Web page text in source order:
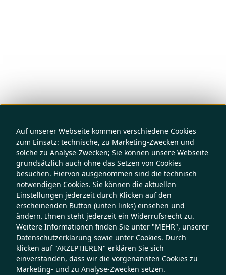
Auf unserer Webseite kommen verschiedene Cookies
zum Einsatz: technische, zu Marketing-Zwecken und
solche zu Analyse-Zwecken; Sie können unsere Webseite
grundsätzlich auch ohne das Setzen von Cookies
besuchen. Hiervon ausgenommen sind die technisch
notwendigen Cookies. Sie können die aktuellen
Einstellungen jederzeit durch Klicken auf den
erscheinenden Button (unten links) einsehen und
ändern. Ihnen steht jederzeit ein Widerrufsrecht zu.
Weitere Informationen finden Sie unter "MEHR", unserer
Datenschutzerklärung sowie unter Cookies. Durch
klicken auf "AKZEPTIEREN" erklären Sie sich
einverstanden, dass wir die vorgenannten Cookies zu
Marketing- und zu Analyse-Zwecken setzen.